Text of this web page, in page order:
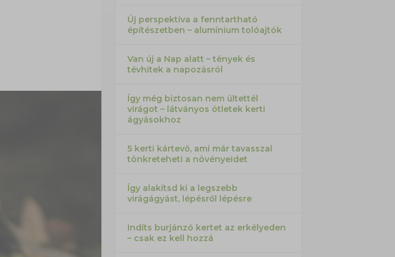
Új perspektíva a fenntartható
építészetben – alumínium tolóajtók
Van új a Nap alatt – tények és
tévhitek a napozásról
Így még biztosan nem ültettél
virágot – látványos ötletek kerti
ágyásokhoz
5 kerti kártevő, ami már tavasszal
tönkreteheti a növényeidet
Így alakítsd ki a legszebb
virágágyást, lépésről lépésre
Indíts burjánzó kertet az erkélyeden
– csak ez kell hozzá